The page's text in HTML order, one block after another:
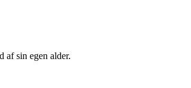
af sin egen alder.